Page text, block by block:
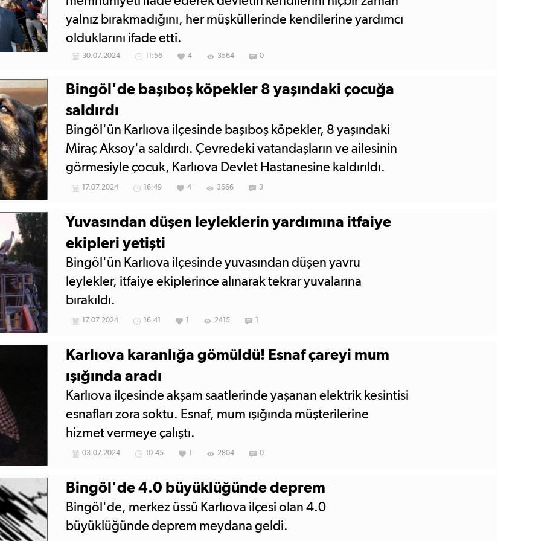
yalnız bırakmadığını, her müşküllerinde kendilerine yardımcı
olduklarını ifade etti.
30.07.2024 11:56 4 3564 0
Bingöl'de başıboş köpekler 8 yaşındaki çocuğa
saldırdı
Bingöl'ün Karlıova ilçesinde başıboş köpekler, 8 yaşındaki
Miraç Aksoy'a saldırdı. Çevredeki vatandaşların ve ailesinin
görmesiyle çocuk, Karlıova Devlet Hastanesine kaldırıldı.
17.07.2024 16:49 4 3666 3
Yuvasından düşen leyleklerin yardımına itfaiye
ekipleri yetişti
Bingöl'ün Karlıova ilçesinde yuvasından düşen yavru
leylekler, itfaiye ekiplerince alınarak tekrar yuvalarına
bırakıldı.
17.07.2024 16:41 2415
Karlıova karanlığa gömüldü! Esnaf çareyi mum
ışığında aradı
Karlıova ilçesinde akşam saatlerinde yaşanan elektrik kesintisi
esnafları zora soktu. Esnaf, mum ışığında müşterilerine
hizmet vermeye çalıştı.
03.07.2024 10:45 2804 0
Bingöl'de 4.0 büyüklüğünde deprem
Bingöl'de, merkez üssü Karlıova ilçesi olan 4.0
büyüklüğünde deprem meydana geldi.